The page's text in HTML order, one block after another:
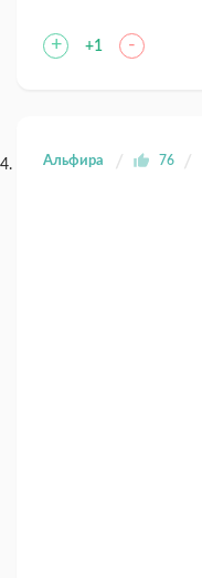
+ +1 -
Альфира 76